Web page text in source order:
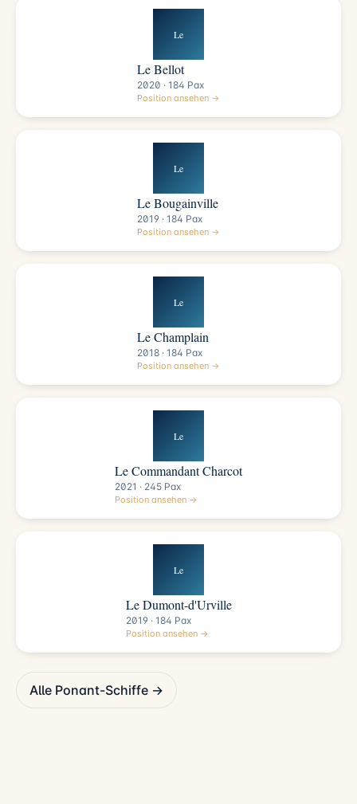
Le
Le Bellot
2020 · 184 Pax
Position ansehen →
Le
Le Bougainville
2019 · 184 Pax
Position ansehen →
Le
Le Champlain
2018 · 184 Pax
Position ansehen →
Le
Le Commandant Charcot
2021 · 245 Pax
Position ansehen →
Le
Le Dumont-d'Urville
2019 · 184 Pax
Position ansehen →
Alle Ponant-Schiffe →